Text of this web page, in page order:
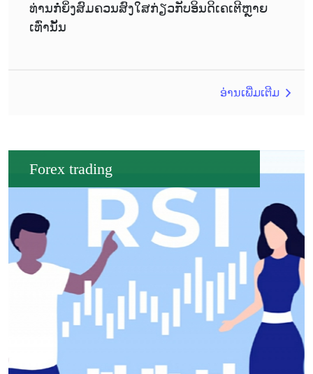
ທ່ານກໍ່ຍິ່ງສົມຄວນສົງໃສກ່ຽວກັບອິນດິເຄເຕີຫຼາຍ
ເທົ່ານັ້ນ
ອ່ານເພີ່ມເຕີມ
Forex trading